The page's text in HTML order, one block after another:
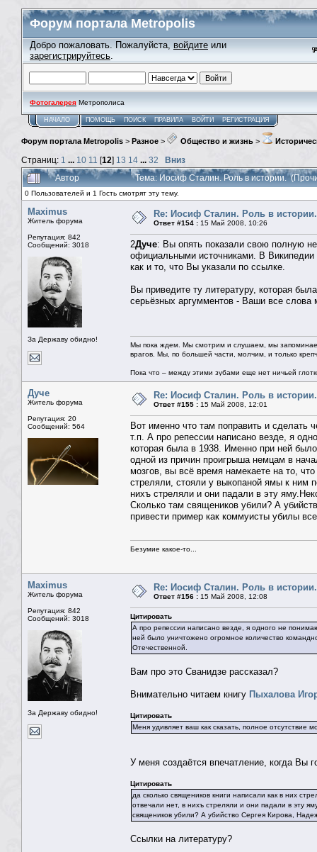
Форум портала Metropolis
Добро пожаловать. Пожалуйста, войдите или
зарегистрируйтесь.
Фотогалерея Метрополиса
НАЧАЛО ПОМОЩЬ ПОИСК ПРАВИЛА ВОЙТИ РЕГИСТРАЦИЯ
Форум портала Metropolis > Разное > Общество и жизнь >
Страниц: 1 ... 10 11 [12] 13 14 ... 32
Вниз
Автор
Тема: Иосиф Сталин. Роль в истории.
0 Пользователей и 1 Гость смотрят эту тему.
Maximus
Житель форума
Репутация: 842
Сообщений: 3018
За Державу обидно!
Re: Иосиф Сталин. Роль в истории.
Ответ #154 : 15 Май 2008, 10:26
2Дуче: Вы опять показали свою полную
официальными источниками. В
как и то, что Вы указали по ссылке.
Вы приведите ту литературу, которая
серьёзных аргумментов - Ваши все слова
Мы пока ждем. Мы смотрим и слушаем, мы
врагов. Мы, по большей части, молчим, и только
Пока что – между этими зубами еще нет ничьей
Дуче
Житель форума
Репутация: 20
Сообщений: 564
Re: Иосиф Сталин. Роль в истории.
Ответ #155 : 15 Май 2008, 12:01
Вот именно что там поправить и сделать
т.п. А про репессии написано везде, я
которая была в 1938. Именно при ней
одной из причин проигрыша немцам в
мозгов, вы всё время намекаете на то,
стреляли, стояли у выкопаной ямы к ним
нихъ стреляли и они падали в эту
Сколько там священиков убили? А
привести пример как коммуисты убилы
Безумие какое-то...
Maximus
Житель форума
Репутация: 842
Сообщений: 3018
За Державу обидно!
Re: Иосиф Сталин. Роль в истории.
Ответ #156 : 15 Май 2008, 12:08
Цитировать
А про репессии написано везде, я одного не
ней было уничтожено огромное количество
Отечественной.
Вам про это Сванидзе рассказал?
Внимательно читаем книгу Пыхалова
Цитировать
Меня удивляет ваш как сказать, полное отсутствие
У меня создаётся впечатление, когда Вы
Цитировать
да сколько священиков книги написали как в них
отвечали нет, в нихъ стреляли и они падали в эту
священиков убили? А убийство Сергея Кирова,
Ссылки на литературу?